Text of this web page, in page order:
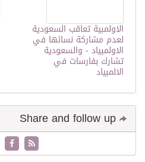
الاولمبية تعاقب السعودية
لعدم مشاركة نسائها في
الاولمبياد - والسعودية
تشارك بفارسات في
الالمبياد